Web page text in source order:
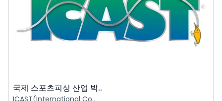
국제 스포츠피싱 산업 박..
ICAST(International Co..